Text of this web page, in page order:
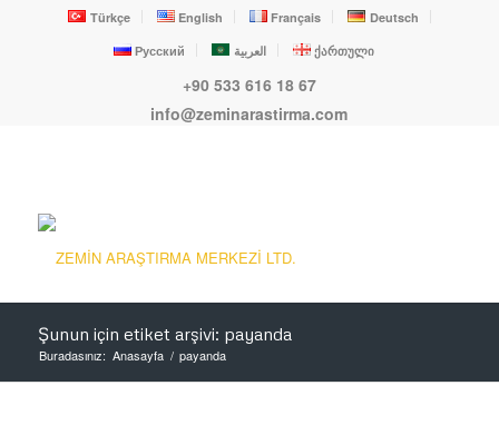
Türkçe English Français
Deutsch
Русский
العربية ქართული
+90 533 616 18 67
info@zeminarastirma.com
Şunun için etiket arşivi: payanda
Buradasınız: Anasayfa / payanda